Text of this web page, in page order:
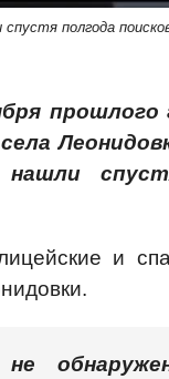
полгода
прошлого
нашли
и
не